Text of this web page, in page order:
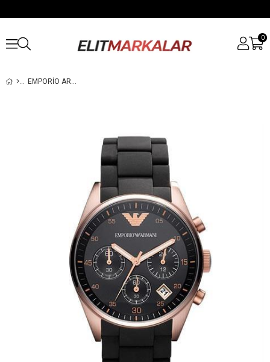
0
EMPORIO ARMANI AR5906 KADIN KOL SAATI